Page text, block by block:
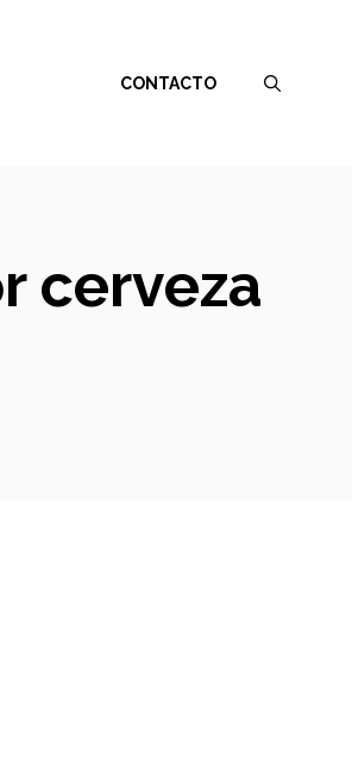
CONTACTO
cerveza